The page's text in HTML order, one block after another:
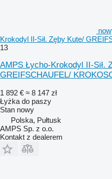
Krokodyl II-Sił. Zęby Kute/
13
AMPS Łycho-Krokodyl II-Sił.
GREIFSCHAUFEL/
1 892 € ≈ 8 147 zł
Łyżka do paszy
Stan nowy
Polska, Pułtusk
AMPS Sp. z o.o.
Kontakt z dealerem